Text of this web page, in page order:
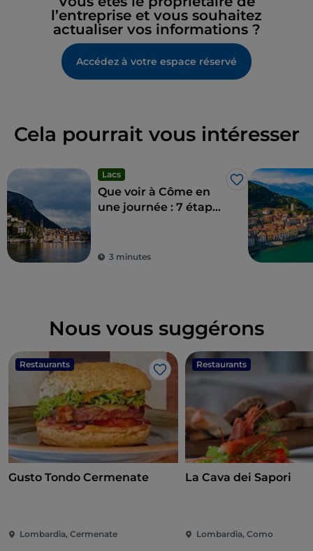
l’entreprise et vous souhaitez
actualiser vos informations ?
Accédez à votre espace réservé
Cela pourrait vous intéresser
Lacs
J’aime
Que voir à Côme en
une journée : 7 étapes
3 minutes
Nous vous suggérons
Restaurants
J’aime
Gusto Tondo Cermenate
Lombardia, Cermenate
Restaurants
La Cava dei Sapori
Lombardia, Como